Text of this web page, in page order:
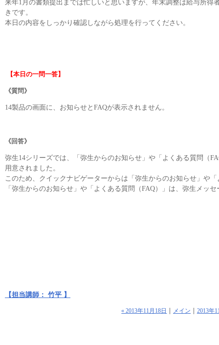
来年1月の書類提出までは忙しいと思いますが、年末調整は給与所得
きです。
本日の内容をしっかり確認しながら処理を行ってください。
【本日の一問一答】
《質問》
14製品の画面に、お知らせとFAQが表示されません。
《回答》
弥生14シリーズでは、「弥生からのお知らせ」や「よくある質問（
用意されました。
このため、クイックナビゲーターからは「弥生からのお知らせ」や
「弥生からのお知らせ」や「よくある質問（FAQ）」は、弥生メッ
【担当講師： 竹平 】
« 2013年11月18日 メイン 2013年